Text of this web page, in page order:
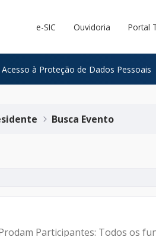
e-SIC Ouvidoria Portal
Acesso à Proteção de Dados Pessoais
Busca Evento
Participantes: Todos os